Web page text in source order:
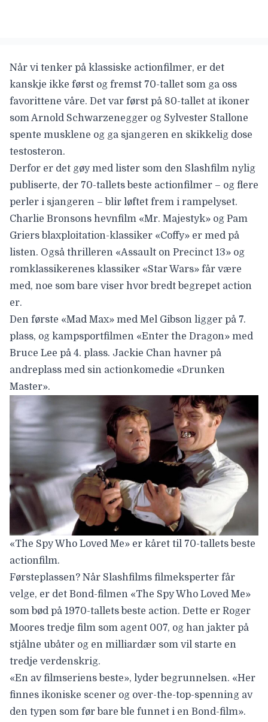
Når vi tenker på klassiske actionfilmer, er det
kanskje ikke først og fremst 70-tallet som ga oss
favorittene våre. Det var først på 80-tallet at ikoner
som Arnold Schwarzenegger og Sylvester Stallone
spente musklene og ga sjangeren en skikkelig dose
testosteron.
Derfor er det gøy med lister som den Slashfilm nylig
publiserte, der 70-tallets beste actionfilmer – og flere
perler i sjangeren – blir løftet frem i rampelyset.
Charlie Bronsons hevnfilm «Mr. Majestyk» og Pam
Griers blaxploitation-klassiker «Coffy» er med på
listen. Også thrilleren «Assault on Precinct 13» og
romklassikerenes klassiker «Star Wars» får være
med, noe som bare viser hvor bredt begrepet action
er.
Den første «Mad Max» med Mel Gibson ligger på 7.
plass, og kampsportfilmen «Enter the Dragon» med
Bruce Lee på 4. plass. Jackie Chan havner på
andreplass med sin actionkomedie «Drunken
Master».
«The Spy Who Loved Me» er kåret til 70-tallets beste
actionfilm.
Førsteplassen? Når Slashfilms filmeksperter får
velge, er det Bond-filmen «The Spy Who Loved Me»
som bød på 1970-tallets beste action. Dette er Roger
Moores tredje film som agent 007, og han jakter på
stjålne ubåter og en milliardær som vil starte en
tredje verdenskrig.
«En av filmseriens beste», lyder begrunnelsen. «Her
finnes ikoniske scener og over-the-top-spenning av
den typen som før bare ble funnet i en Bond-film».